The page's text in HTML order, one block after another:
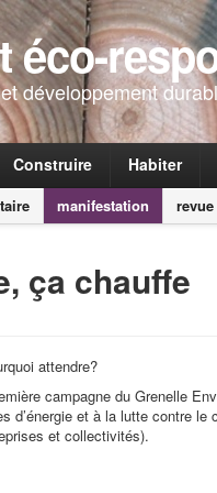
éco-
développement
Construire Habiter
manifestation revue
ça chauffe
attendre?
campagne du Grenelle
d’énergie et à la lutte contre
et collectivités).